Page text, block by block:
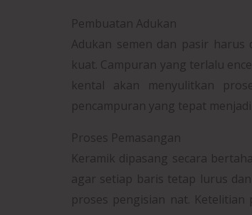
Pembuatan Adukan
Adukan semen dan pasir
kuat. Campuran yang terlalu
kental akan menyulitkan
pencampuran yang tepat
Proses Pemasangan
Keramik dipasang secara
agar setiap baris tetap lurus
proses pengisian nat.